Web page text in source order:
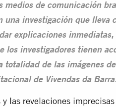
medios de comunicación
una investigación que lleva
explicaciones inmediatas,
los investigadores tienen
totalidad de las imágenes
de Vivendas da
las revelaciones